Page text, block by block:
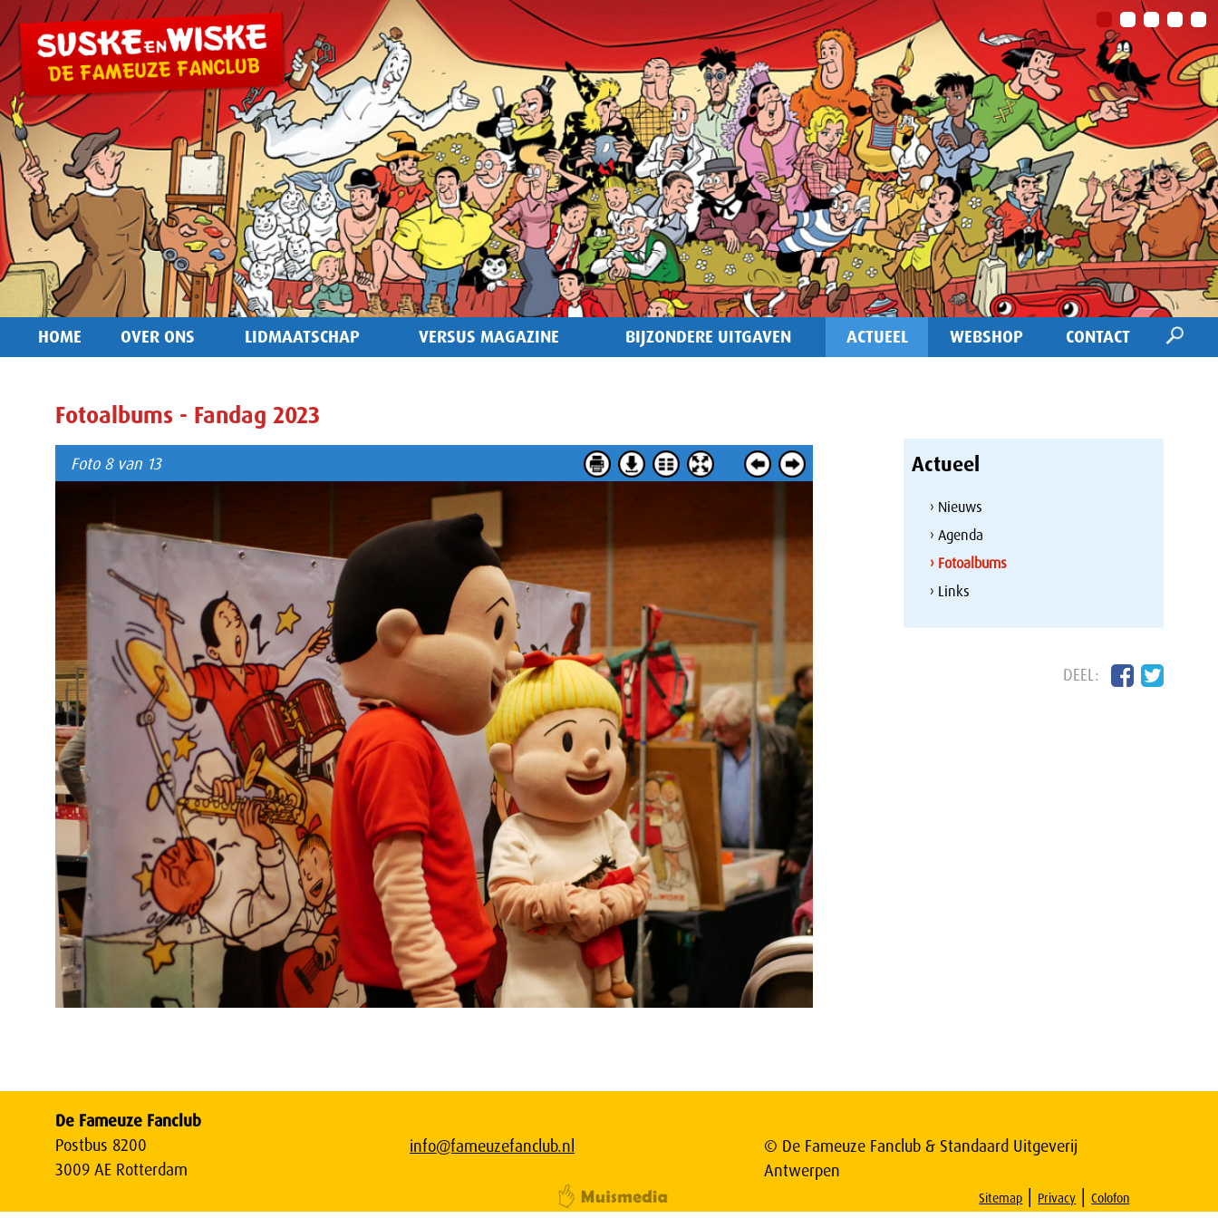
HOME OVER ONS LIDMAATSCHAP VERSUS MAGAZINE BIJZONDERE UITGAVEN ACTUEEL WEBSHOP CONTACT
Fotoalbums - Fandag 2023
Foto 8 van 13 Actueel
› Nieuws
› Agenda
› Fotoalbums
› Links
DEEL:
De Fameuze Fanclub
Postbus 8200
3009 AE Rotterdam
info@fameuzefanclub.nl
© De Fameuze Fanclub & Standaard Uitgeverij
Antwerpen
Sitemap | Privacy |Colofon